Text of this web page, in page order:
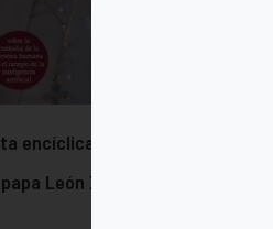
encíclica "Magnifica humanitas"
León XIV